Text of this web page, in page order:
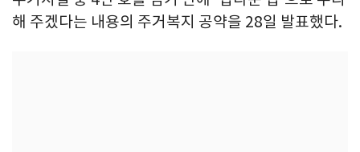
해 주겠다는 내용의 주거복지 공약을 28일 발표했다.